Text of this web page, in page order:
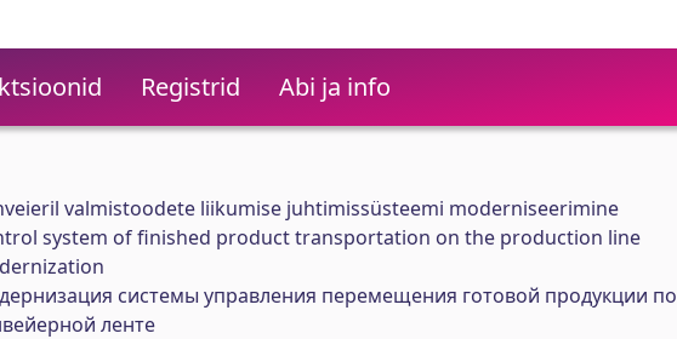
Registrid Abi ja info
valmistoodete liikumise juhtimissüsteemi moderniseerimine
system of finished product transportation on the production line
системы управления перемещения готовой продукции по
ленте